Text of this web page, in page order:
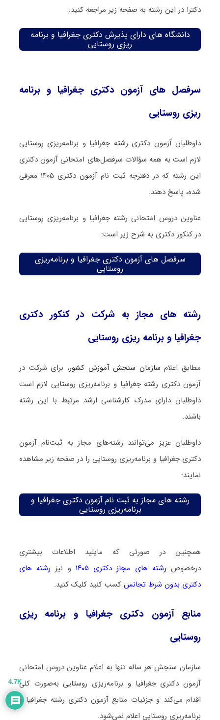
دکترا در این رشته به صفحه زیر مراجعه کنید:
دانشگاه های دارای پذیرش دکتری جغرافیا و برنامه
ریزی روستایی
سرفصل های آزمون دکتری جغرافیا و برنامه
ریزی روستایی
داوطلبان آزمون دکتری رشته جغرافیا و برنامه‌ریزی روستایی
لازم است به همه سؤالات سرفصل‌های امتحانی آزمون دکتری
این رشته که در دفترچه‌ ثبت نام آزمون دکتری ۱۴۰۵ معرفی
شده، پاسخ دهند.
عناوین دروس امتحانی رشته جغرافیا و برنامه‌ریزی روستایی
در کنکور دکتری به شرح زیر است:
سرفصل های آزمون دکتری جغرافیا و برنامه‌ریزی
روستایی
رشته های مجاز به شرکت در کنکور دکتری
جغرافیا و برنامه ریزی روستایی
مطابق اعلام سازمان سنجش آموزش کشور، برای شرکت در
آزمون دکتری رشته جغرافیا و برنامه‌ریزی روستایی لازم است
داوطلبان دارای مدرک کارشناسی ارشد مرتبط با این رشته
باشند.
داوطلبان عزیز می‌توانند رشته‌های مجاز به ثبت‌نام آزمون
دکتری جغرافیا و برنامه‌ریزی روستایی را در صفحه زیر مشاهده
نمایند:
رشته های مجاز به ثبت نام آزمون دکتری جغرافیا و
برنامه‌ریزی روستایی
همچنین در صورتی که مایلید اطلاعات بیشتری
درخصوص رشته های مجاز دکتری ۱۴۰۵ و نیز رشته های
دکتری بدون شرط تجانسکسب کنید کلیک کنید.
منابع آزمون دکتری جغرافیا و برنامه ریزی
روستایی
سازمان سنجش هر ساله تنها به اعلام عناوین دروس امتحانی
آزمون دکتری جغرافیا و برنامه‌ریزی روستایی به‌صورت کلی
اقدام می‌کند و جزئیات منابع آزمون دکتری رشته جغرافیا و
برنامه‌ریزی روستایی اعلام نمی‌شود.
4.7K